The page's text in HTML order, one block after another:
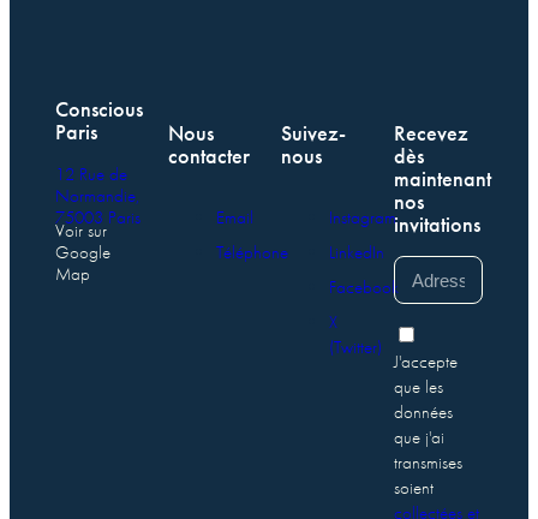
Conscious
Paris
12 Rue de
Normandie,
75003 Paris
Voir sur
Google
Map
Nous
contacter
Email
Téléphone
Suivez-
nous
Instagram
LinkedIn
Facebook
X
(Twitter)
Recevez
dès
maintenant
nos
invitations
J'accepte
que les
données
que j'ai
transmises
soient
collectées et